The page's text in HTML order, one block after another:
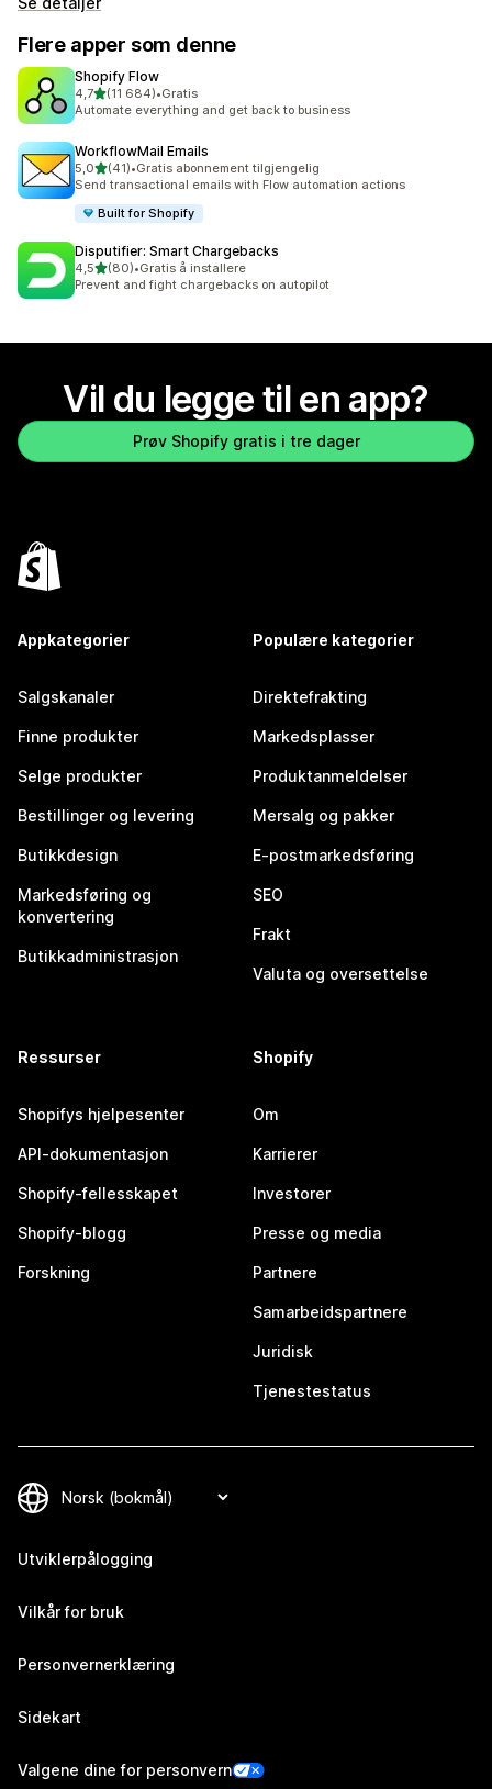
Flere apper som denne
Shopify Flow
4,7av 5 stjerner
(11 684)
Totalt 11684 omtaler
•Gratis
Automate everything and get back to business
WorkflowMail Emails
5,0av 5 stjerner
(41)
Totalt 41 omtaler
•Gratis abonnement tilgjengelig
Send transactional emails with Flow automation actions
Built for Shopify
Disputifier: Smart Chargebacks
4,5av 5 stjerner
(80)
Totalt 80 omtaler
•Gratis å installere
Prevent and fight chargebacks on autopilot
Vil du legge til en app?
Prøv Shopify gratis i tre dager
Appkategorier
Salgskanaler
Finne produkter
Selge produkter
Bestillinger og levering
Butikkdesign
Markedsføring og
konvertering
Butikkadministrasjon
Populære kategorier
Direktefrakting
Markedsplasser
Produktanmeldelser
Mersalg og pakker
E-postmarkedsføring
SEO
Frakt
Valuta og oversettelse
Ressurser
Shopifys hjelpesenter
API-dokumentasjon
Shopify-fellesskapet
Shopify-blogg
Forskning
Shopify
Om
Karrierer
Investorer
Presse og media
Partnere
Samarbeidspartnere
Juridisk
Tjenestestatus
Utviklerpålogging
Vilkår for bruk
Personvernerklæring
Sidekart
Valgene dine for personvern